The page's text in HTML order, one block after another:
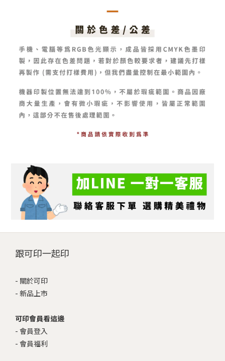
跟可印一起印
- 關於可印
- 新品上市
可印會員看這邊
- 會員登入
- 會員福利